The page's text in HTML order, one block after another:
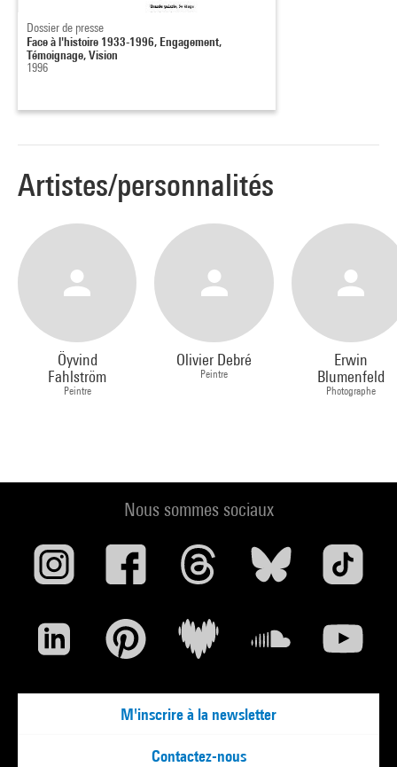
Dossier de presse
Face à l'histoire 1933-1996, Engagement,
Témoignage, Vision
1996
Artistes/personnalités
Öyvind
Fahlström
Peintre
Olivier Debré
Peintre
Erwin
Blumenfeld
Photographe
Nous sommes sociaux
M'inscrire à la newsletter
Contactez-nous